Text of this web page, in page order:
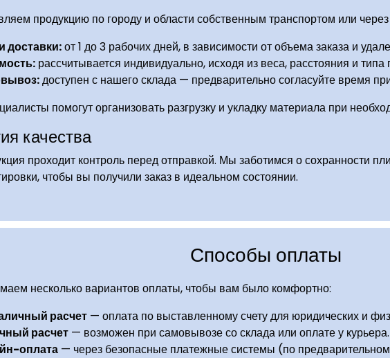
продукцию по городу и области собственным транспортом или
доставки:от 1 до 3 рабочих дней, в зависимости от объема заказа и
рассчитывается индивидуально, исходя из веса, расстояния и типа
доступен с нашего склада — предварительно согласуйте время
помогут организовать разгрузку и укладку материала при
качества
проходит контроль перед отправкой. Мы заботимся о сохранности
чтобы вы получили заказ в идеальном состоянии.
Способы оплаты
несколько вариантов оплаты, чтобы вам было комфортно:
расчет— оплата по выставленному счету для юридических и
расчет— возможен при самовывозе со склада или оплате у курьера.
оплата— через безопасные платежные системы (по